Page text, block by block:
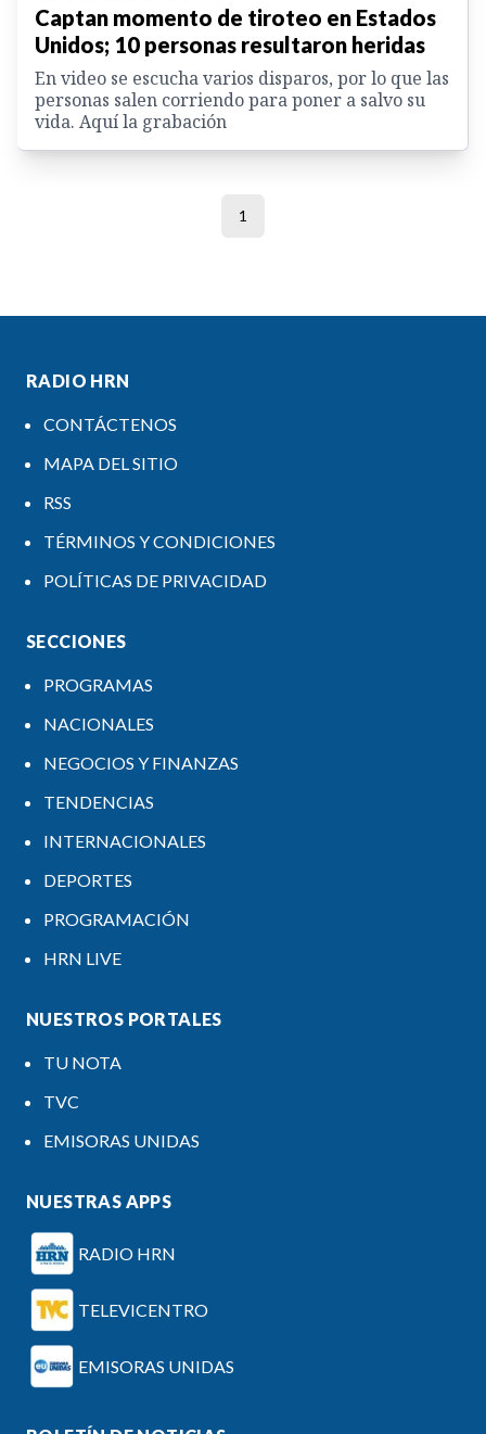
Captan momento de tiroteo en Estados
Unidos; 10 personas resultaron heridas
En video se escucha varios disparos, por lo que las
personas salen corriendo para poner a salvo su
vida. Aquí la grabación
1
RADIO HRN
CONTÁCTENOS
MAPA DEL SITIO
RSS
TÉRMINOS Y CONDICIONES
POLÍTICAS DE PRIVACIDAD
SECCIONES
PROGRAMAS
NACIONALES
NEGOCIOS Y FINANZAS
TENDENCIAS
INTERNACIONALES
DEPORTES
PROGRAMACIÓN
HRN LIVE
NUESTROS PORTALES
TU NOTA
TVC
EMISORAS UNIDAS
NUESTRAS APPS
RADIO HRN
TELEVICENTRO
EMISORAS UNIDAS